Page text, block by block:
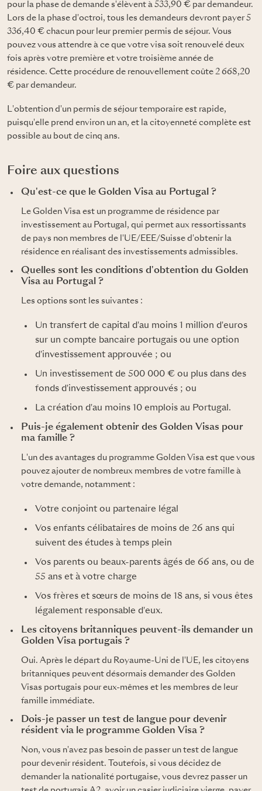
pour la phase de demande s'élèvent à 533,90 € par demandeur.
Lors de la phase d'octroi, tous les demandeurs devront payer 5
336,40 € chacun pour leur premier permis de séjour. Vous
pouvez vous attendre à ce que votre visa soit renouvelé deux
fois après votre première et votre troisième année de
résidence. Cette procédure de renouvellement coûte 2 668,20
€ par demandeur.
L'obtention d'un permis de séjour temporaire est rapide,
puisqu'elle prend environ un an, et la citoyenneté complète est
possible au bout de cinq ans.
Foire aux questions
Qu'est-ce que le Golden Visa au Portugal ?
Le Golden Visa est un programme de résidence par
investissement au Portugal, qui permet aux ressortissants
de pays non membres de l'UE/EEE/Suisse d'obtenir la
résidence en réalisant des investissements admissibles.
Quelles sont les conditions d'obtention du Golden
Visa au Portugal ?
Les options sont les suivantes :
Un transfert de capital d'au moins 1 million d'euros
sur un compte bancaire portugais ou une option
d'investissement approuvée ; ou
Un investissement de 500 000 € ou plus dans des
fonds d'investissement approuvés ; ou
La création d'au moins 10 emplois au Portugal.
Puis-je également obtenir des Golden Visas pour
ma famille ?
L'un des avantages du programme Golden Visa est que vous
pouvez ajouter de nombreux membres de votre famille à
votre demande, notamment :
Votre conjoint ou partenaire légal
Vos enfants célibataires de moins de 26 ans qui
suivent des études à temps plein
Vos parents ou beaux-parents âgés de 66 ans, ou de
55 ans et à votre charge
Vos frères et sœurs de moins de 18 ans, si vous êtes
légalement responsable d'eux.
Les citoyens britanniques peuvent-ils demander un
Golden Visa portugais ?
Oui. Après le départ du Royaume-Uni de l'UE, les citoyens
britanniques peuvent désormais demander des Golden
Visas portugais pour eux-mêmes et les membres de leur
famille immédiate.
Dois-je passer un test de langue pour devenir
résident via le programme Golden Visa ?
Non, vous n'avez pas besoin de passer un test de langue
pour devenir résident. Toutefois, si vous décidez de
demander la nationalité portugaise, vous devrez passer un